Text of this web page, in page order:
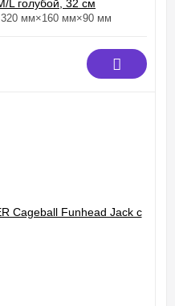
320 мм×160 мм×90 мм